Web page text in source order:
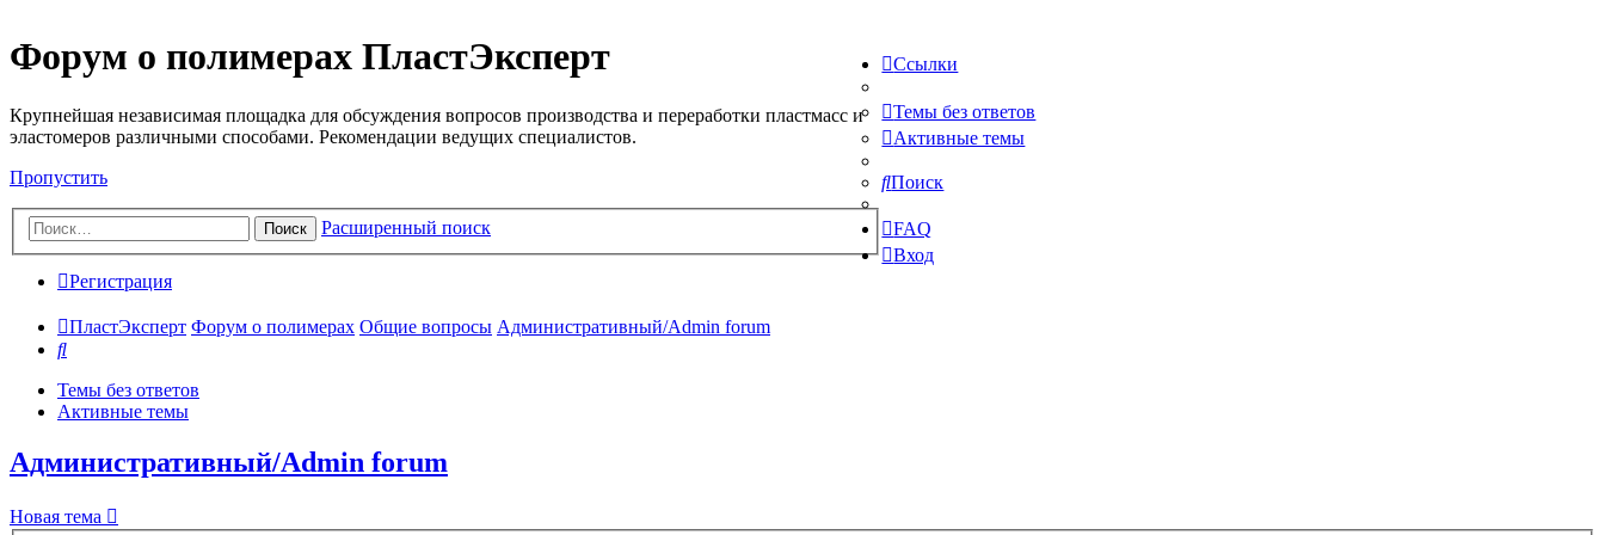
Форум о полимерах ПластЭксперт
Крупнейшая независимая площадка для обсуждения вопросов производства и переработки пластмасс и
эластомеров различными способами. Рекомендации ведущих специалистов.
Пропустить
Поиск Расширенный поиск
Ссылки
Темы без ответов
Активные темы
Поиск
FAQ
Вход
Регистрация
ПластЭксперт Форум о полимерах Общие вопросы Административный/Admin forum
Поиск
Темы без ответов
Активные темы
Административный/Admin forum
Новая тема